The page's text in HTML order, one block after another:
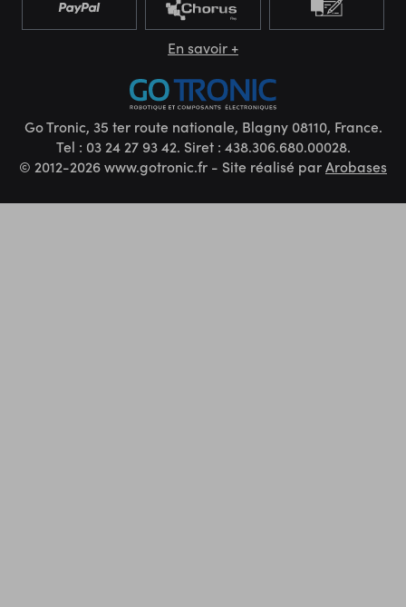
En savoir +
Go Tronic, 35 ter route nationale, Blagny 08110, France.
Tel : 03 24 27 93 42. Siret : 438.306.680.00028.
© 2012-2026 www.gotronic.fr - Site réalisé parArobases